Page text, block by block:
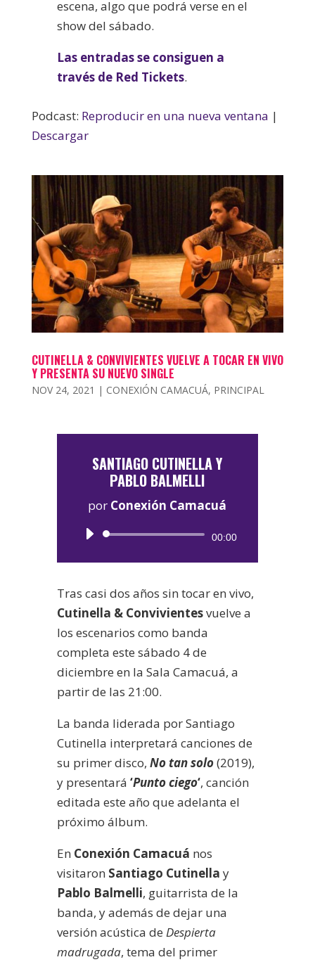
escena, algo que podrá verse en el
show del sábado.
Las entradas se consiguen a
través de Red Tickets.
Podcast: Reproducir en una nueva ventana |
Descargar
CUTINELLA & CONVIVIENTES VUELVE A TOCAR EN VIVO
Y PRESENTA SU NUEVO SINGLE
NOV 24, 2021 | CONEXIÓN CAMACUÁ, PRINCIPAL
SANTIAGO CUTINELLA Y
PABLO BALMELLI
por Conexión Camacuá
Reproductor
00:00
Tras casi dos años sin tocar en vivo,
Cutinella & Convivientesvuelve a
los escenarios como banda
completa este sábado 4 de
diciembre en la Sala Camacuá, a
partir de las 21:00.
La banda liderada por Santiago
Cutinella interpretará canciones de
su primer disco, No tan solo(2019),
y presentará ‘Punto ciego‘, canción
editada este año que adelanta el
próximo álbum.
En Conexión Camacuá nos
visitaron Santiago Cutinella y
Pablo Balmelli, guitarrista de la
banda, y además de dejar una
versión acústica de Despierta
madrugada, tema del primer